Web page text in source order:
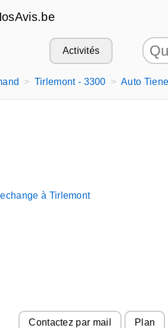
Activités
Tirlemont - 3300 Auto
à Tirlemont
Contactez par mail Plan